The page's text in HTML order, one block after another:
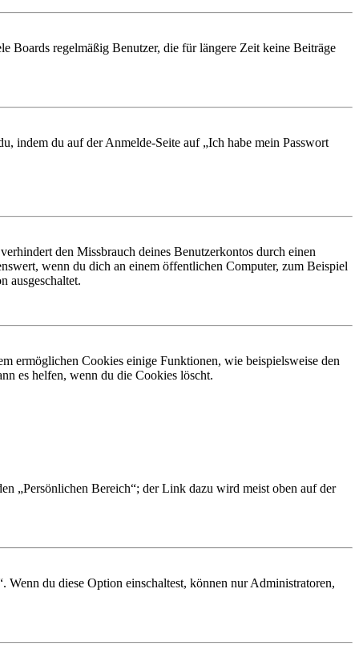
Boards regelmäßig Benutzer, die für längere Zeit keine Beiträge
indem du auf der Anmelde-Seite auf „Ich habe mein Passwort
den Missbrauch deines Benutzerkontos durch einen
wenn du dich an einem öffentlichen Computer, zum Beispiel
ausgeschaltet.
ermöglichen Cookies einige Funktionen, wie beispielsweise den
es helfen, wenn du die Cookies löscht.
„Persönlichen Bereich“; der Link dazu wird meist oben auf der
du diese Option einschaltest, können nur Administratoren,